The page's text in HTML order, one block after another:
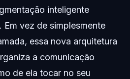
inteligente
Em vez de simplesmente
essa nova arquitetura
a comunicação
de ela tocar no seu